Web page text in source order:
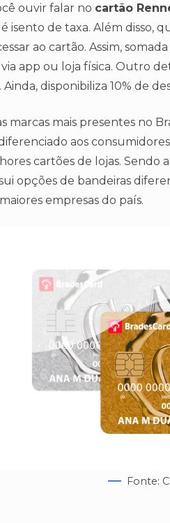
ouvir falar no cartão
isento de taxa. Além disso,
ao cartão. Assim,
app ou loja física. Outro
Ainda, disponibiliza 10% de
marcas mais presentes no
aos consumidores.
cartões de lojas. Sendo
opções de bandeiras
empresas do país.
Fonte: